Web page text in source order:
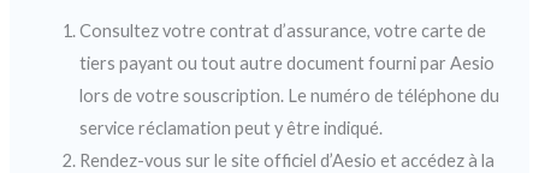
Consultez votre contrat d’assurance, votre carte de
tiers payant ou tout autre document fourni par Aesio
lors de votre souscription. Le numéro de téléphone du
service réclamation peut y être indiqué.
Rendez-vous sur le site officiel d’Aesio et accédez à la